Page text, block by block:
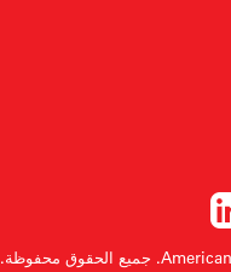
جميع الحقوق محفوظة.